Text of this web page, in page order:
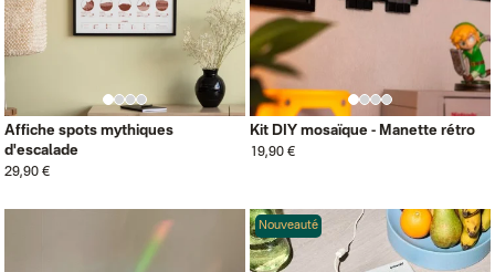
Affiche spots mythiques
d'escalade
29,90 €
Kit DIY mosaïque - Manette rétro
19,90 €
Nouveauté